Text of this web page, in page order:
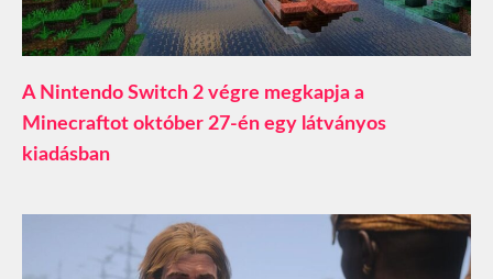
A Nintendo Switch 2 végre megkapja a
Minecraftot október 27-én egy látványos
kiadásban